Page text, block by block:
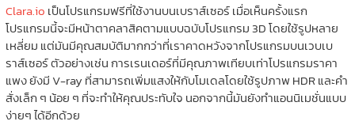
Clara.io เป็นโปรแกรมฟรีที่ใช้งานบนเบราส์เซอร์ เมื่อเห็นครั้งแรก
โปรแกรมนี้จะมีหน้าตาคลาสิคตามแบบฉบับโปรแกรม 3D โดยใช้รูปหลาย
เหลี่ยม แต่มันมีคุณสมบัติมากกว่าที่เราคาดหวังจากโปรแกรมบนเวบเบ
ราส์เซอร์ ตัวอย่างเช่น การเรนเดอร์ที่มีคุณภาพเทียบเท่าโปรแกรมราคา
แพง ยังมี V-ray ที่สามารถเพิ่มแสงให้กับโมเดลโดยใช้รูปภาพ HDR และคำ
สั่งเล็ก ๆ น้อย ๆ ที่จะทำให้คุณประทับใจ นอกจากนี้มันยังทำแอนนิเมชั่นแบบ
ง่ายๆ ได้อีกด้วย